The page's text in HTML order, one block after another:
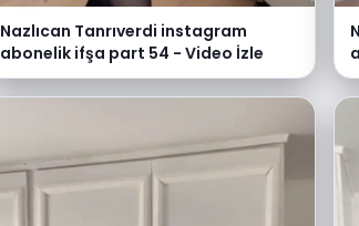
Nazlıcan Tanrıverdi instagram
abonelik ifşa part 54 - Video İzle